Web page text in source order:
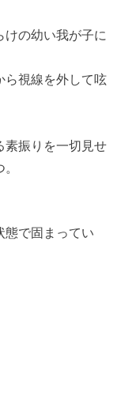
けの幼い我が子に
ら視線を外して呟
素振りを一切見せ
態で固まってい